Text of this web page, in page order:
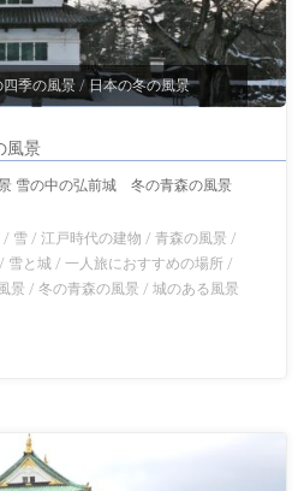
四季の風景 / 日本の冬の風景
風景
雪の中の弘前城 冬の青森の風景
/ 雪 /江戸時代の建物 /青森の風景 /
/ 雪と城 /一人旅におすすめの場所 /
景 /冬の青森の風景 /城のある風景